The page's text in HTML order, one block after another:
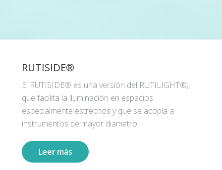
RUTISIDE®
El RUTISIDE® es una versión del RUTILIGHT®,
que facilita la iluminación en espacios
especialmente estrechos y que se acopla a
instrumentos de mayor diámetro.
Leer más